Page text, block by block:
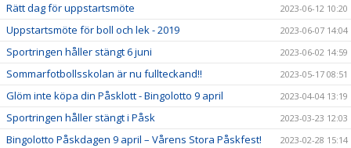
Rätt dag för uppstartsmöte 2023-06-12 10:20
Uppstartsmöte för boll och lek - 2019 2023-06-07 14:04
Sportringen håller stängt 6 juni 2023-06-02 14:59
Sommarfotbollsskolan är nu fullteckand!! 2023-05-17 08:51
Glöm inte köpa din Påsklott - Bingolotto 9 april 2023-04-04 13:19
Sportringen håller stängt i Påsk 2023-03-23 12:03
Bingolotto Påskdagen 9 april – Vårens Stora Påskfest! 2023-02-28 15:14